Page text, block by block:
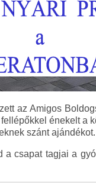
az Amigos
énekelt a
szánt ajándékot.
csapat tagjai a